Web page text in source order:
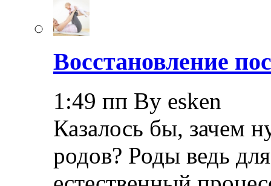
Восстановление
1:49 пп By esken
Казалось бы, зачем
родов? Роды ведь